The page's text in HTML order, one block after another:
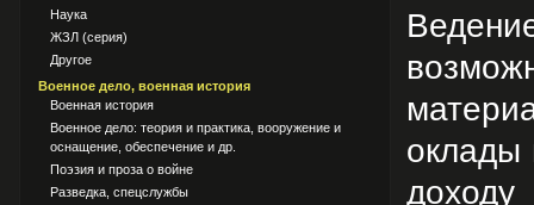
Наука
ЖЗЛ (серия)
Другое
Военное дело, военная история
Военная история
Военное дело: теория и практика, вооружение и
оснащение, обеспечение и др.
Поэзия и проза о войне
Разведка, спецслужбы
оклады